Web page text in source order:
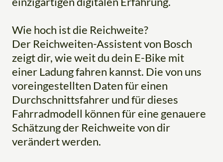
Wie hoch ist die Reichweite?
Der Reichweiten-Assistent von Bosch
zeigt dir, wie weit du dein E-Bike mit
einer Ladung fahren kannst. Die von uns
voreingestellten Daten für einen
Durchschnittsfahrer und für dieses
Fahrradmodell können für eine genauere
Schätzung der Reichweite von dir
verändert werden.